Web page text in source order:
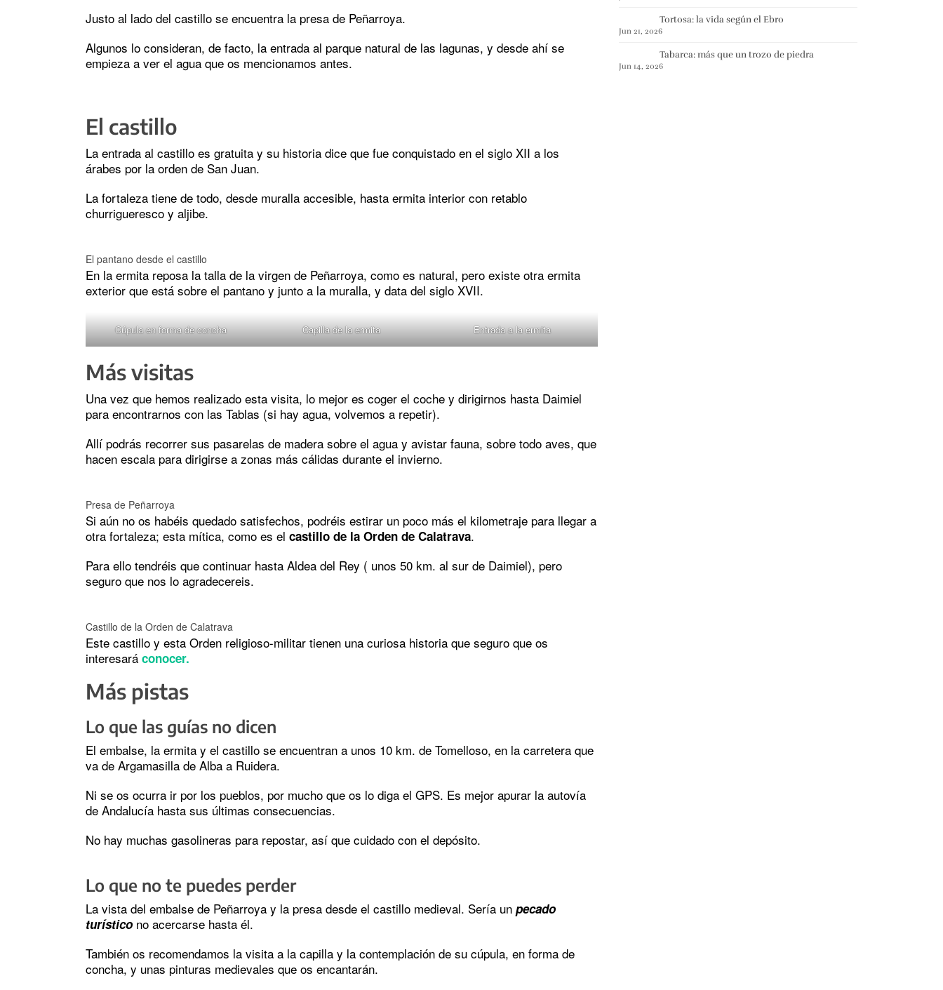
Justo al lado del castillo se encuentra la presa de Peñarroya.
Algunos lo consideran, de facto, la entrada al parque natural de las lagunas, y desde ahí se
empieza a ver el agua que os mencionamos antes.
El castillo
La entrada al castillo es gratuita y su historia dice que fue conquistado en el siglo XII a los
árabes por la orden de San Juan.
La fortaleza tiene de todo, desde muralla accesible, hasta ermita interior con retablo
churrigueresco y aljibe.
El pantano desde el castillo
En la ermita reposa la talla de la virgen de Peñarroya, como es natural, pero existe otra ermita
exterior que está sobre el pantano y junto a la muralla, y data del siglo XVII.
Cúpula en forma de concha Capilla de la ermita Entrada a la ermita
Más visitas
Una vez que hemos realizado esta visita, lo mejor es coger el coche y dirigirnos hasta Daimiel
para encontrarnos con las Tablas (si hay agua, volvemos a repetir).
Allí podrás recorrer sus pasarelas de madera sobre el agua y avistar fauna, sobre todo aves, que
hacen escala para dirigirse a zonas más cálidas durante el invierno.
Presa de Peñarroya
Si aún no os habéis quedado satisfechos, podréis estirar un poco más el kilometraje para llegar a
otra fortaleza; esta mítica, como es el castillo de la Orden de Calatrava.
Para ello tendréis que continuar hasta Aldea del Rey ( unos 50 km. al sur de Daimiel), pero
seguro que nos lo agradecereis.
Castillo de la Orden de Calatrava
Este castillo y esta Orden religioso-militar tienen una curiosa historia que seguro que os
interesará conocer.
Más pistas
Lo que las guías no dicen
El embalse, la ermita y el castillo se encuentran a unos 10 km. de Tomelloso, en la carretera que
va de Argamasilla de Alba a Ruidera.
Ni se os ocurra ir por los pueblos, por mucho que os lo diga el GPS. Es mejor apurar la autovía
de Andalucía hasta sus últimas consecuencias.
No hay muchas gasolineras para repostar, así que cuidado con el depósito.
Lo que no te puedes perder
La vista del embalse de Peñarroya y la presa desde el castillo medieval. Sería un pecado
turístico no acercarse hasta él.
También os recomendamos la visita a la capilla y la contemplación de su cúpula, en forma de
concha, y unas pinturas medievales que os encantarán.
Tortosa: la vida según el Ebro
Jun 21, 2026
Tabarca: más que un trozo de piedra
Jun 14, 2026